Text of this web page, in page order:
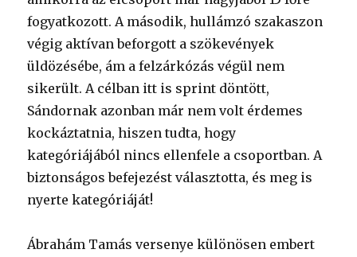
fogyatkozott. A második, hullámzó szakaszon
végig aktívan beforgott a szökevények
üldözésébe, ám a felzárkózás végül nem
sikerült. A célban itt is sprint döntött,
Sándornak azonban már nem volt érdemes
kockáztatnia, hiszen tudta, hogy
kategóriájából nincs ellenfele a csoportban. A
biztonságos befejezést választotta, és meg is
nyerte kategóriáját!
Ábrahám Tamás versenye különösen embert